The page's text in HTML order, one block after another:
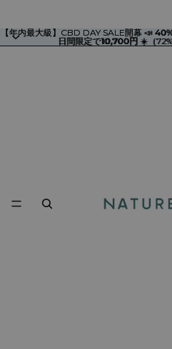
【年内最大級】CBD DAY SALE開幕 📣
日間限定で10,700円☀️（
【年内最大級】CBD DAY SALE開幕 📣
日間限定で10,700円 ☀️（